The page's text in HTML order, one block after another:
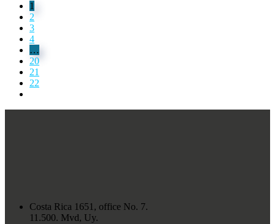
1
2
3
4
…
20
21
22
Costa Rica 1651, office No. 7.
11.500. Mvd, Uy.